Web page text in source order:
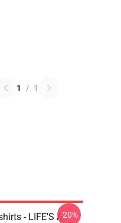
1 / 1
- LIFE'S A-20%